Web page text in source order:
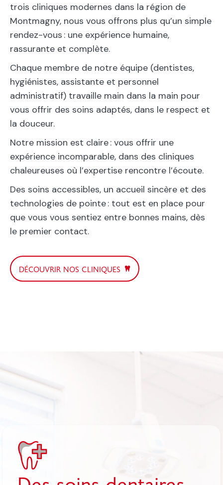
trois cliniques modernes dans la région de
Montmagny, nous vous offrons plus qu’un simple
rendez-vous : une expérience humaine,
rassurante et complète.
Chaque membre de notre équipe (dentistes,
hygiénistes, assistante et personnel
administratif) travaille main dans la main pour
vous offrir des soins adaptés, dans le respect et
la douceur.
Notre mission est claire : vous offrir une
expérience incomparable, dans des cliniques
chaleureuses où l’expertise rencontre l’écoute.
Des soins accessibles, un accueil sincère et des
technologies de pointe : tout est en place pour
que vous vous sentiez entre bonnes mains, dès
le premier contact.
DÉCOUVRIR NOS CLINIQUES